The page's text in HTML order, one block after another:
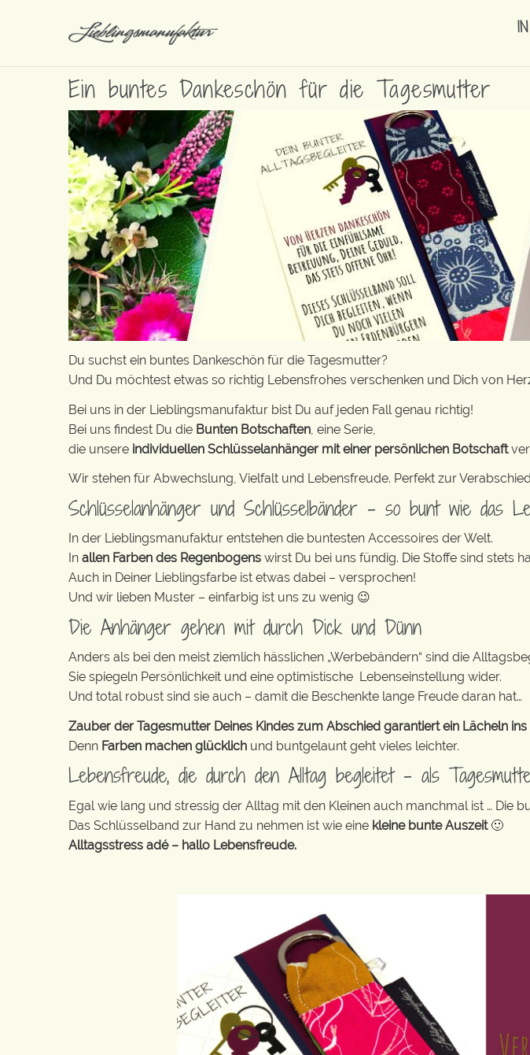
Ein buntes Dankeschön für die Tagesmutter
Du suchst ein buntes Dankeschön für die Tagesmutter?
Und Du möchtest etwas so richtig Lebensfrohes verschenken und Dich von
Bei uns in der Lieblingsmanufaktur bist Du auf jeden Fall genau richtig!
Bei uns findest Du die Bunten Botschaften , eine Serie,
die unsere individuellen Schlüsselanhänger mit einer persönlichen Botschaft
Wir stehen für Abwechslung, Vielfalt und Lebensfreude. Perfekt zur
Schlüsselanhänger und Schlüsselbänder – so bunt wie das
In der Lieblingsmanufaktur entstehen die buntesten Accessoires der Welt.
In allen Farben des Regenbogens wirst Du bei uns fündig. Die Stoffe sind stets
Auch in Deiner Lieblingsfarbe ist etwas dabei – versprochen!
Und wir lieben Muster – einfarbig ist uns zu wenig 😉
Die Anhänger gehen mit durch Dick und Dünn
Anders als bei den meist ziemlich hässlichen „Werbebändern“ sind die
Sie spiegeln Persönlichkeit und eine optimistische Lebenseinstellung wider.
Und total robust sind sie auch – damit die Beschenkte lange Freude daran hat…
Zauber der Tagesmutter Deines Kindes zum Abschied garantiert ein Lächeln ins
Denn Farben machen glücklich und buntgelaunt geht vieles leichter.
Lebensfreude, die durch den Alltag begleitet – als
Egal wie lang und stressig der Alltag mit den Kleinen auch manchmal ist … Die
Das Schlüsselband zur Hand zu nehmen ist wie eine kleine bunte Auszeit🙂
Alltagsstress adé – hallo Lebensfreude.